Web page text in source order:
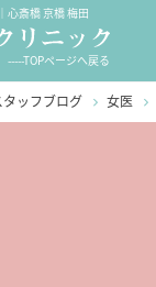
心斎橋 京橋 梅田
-----TOPページへ戻る
タッフブログ 女医